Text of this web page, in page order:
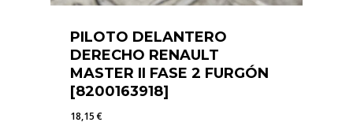
PILOTO DELANTERO
DERECHO RENAULT
MASTER II FASE 2 FURGÓN
[8200163918]
18,15€